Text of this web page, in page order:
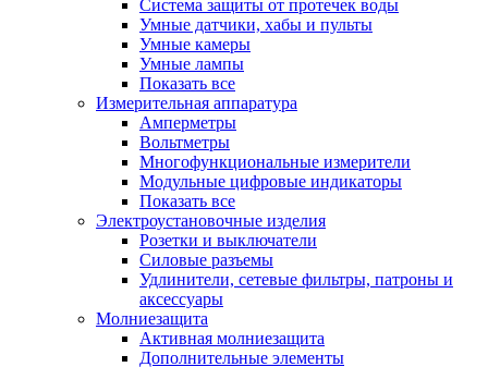
Система защиты от протечек воды
Умные датчики, хабы и пульты
Умные камеры
Умные лампы
Показать все
Измерительная аппаратура
Амперметры
Вольтметры
Многофункциональные измерители
Модульные цифровые индикаторы
Показать все
Электроустановочные изделия
Розетки и выключатели
Силовые разъемы
Удлинители, сетевые фильтры, патроны и
аксессуары
Молниезащита
Активная молниезащита
Дополнительные элементы